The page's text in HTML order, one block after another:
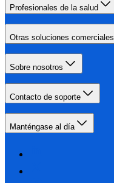
Profesionales de la salud
Otras soluciones comerciales
Sobre nosotros
Contacto de soporte
Manténgase al día